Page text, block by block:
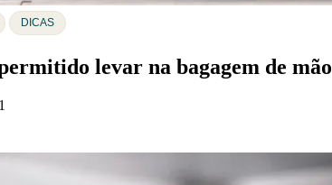
DICAS
levar na bagagem de mão